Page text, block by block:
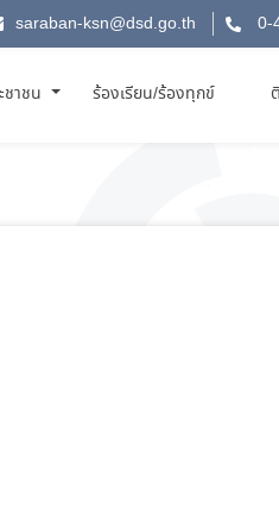
saraban-ksn@dsd.go.th 0-
ชาชน ร้องเรียน/ร้องทุกข์